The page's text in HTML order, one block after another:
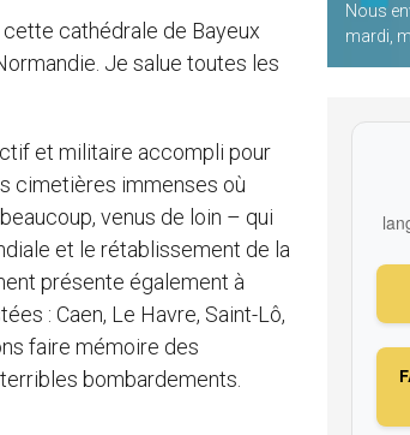
cette cathédrale de Bayeux
Je salue toutes les
et militaire accompli pour
cimetières immenses où
venus de loin – qui
et le rétablissement de la
présente également à
: Caen, Le Havre, Saint-Lô,
faire mémoire des
bombardements.
Nous
mardi,